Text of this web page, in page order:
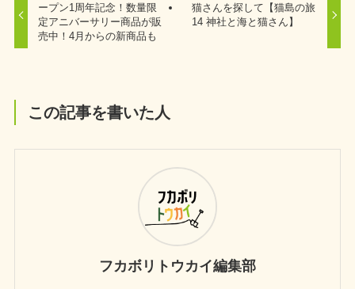
ープン1周年記念！数量限
定アニバーサリー商品が販
売中！4月からの新商品も
猫さんを探して【猫島の旅
14 神社と海と猫さん】
この記事を書いた人
フカボリトウカイ編集部